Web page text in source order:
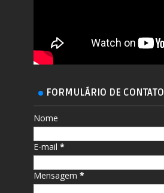
FORMULÁRIO DE CONTATO
Nome
E-mail*
Mensagem*